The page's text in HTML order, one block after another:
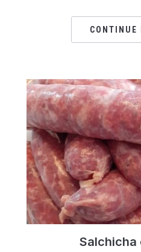
CONTINUE
Salchicha